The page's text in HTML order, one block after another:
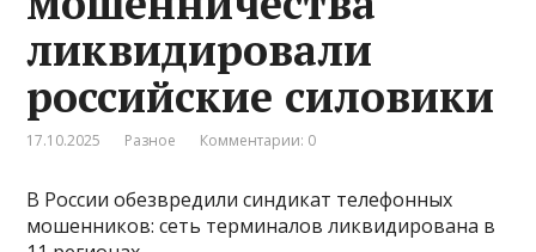
ликвидировали
российские силовики
17.10.2025 Разное Комментарии: 0
В России обезвредили синдикат телефонных
мошенников: сеть терминалов ликвидирована в